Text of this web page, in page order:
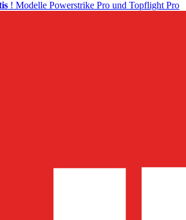
! Modelle Powerstrike Pro und Topflight Pro